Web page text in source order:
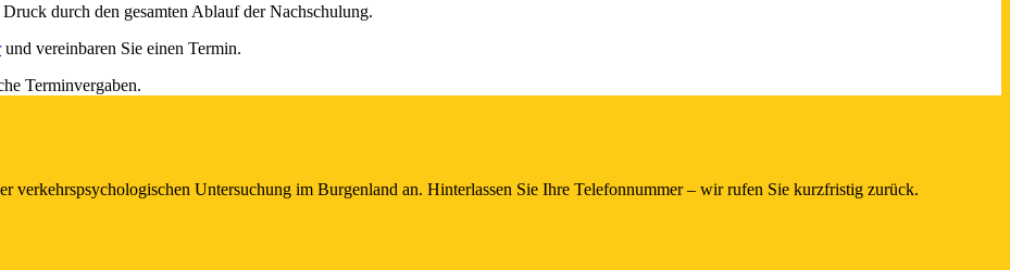
durch den gesamten Ablauf der Nachschulung.
und vereinbaren Sie einen Termin.
Terminvergaben.
verkehrspsychologischen Untersuchung im Burgenland an. Hinterlassen Sie Ihre Telefonnummer – wir rufen Sie kurzfristig zurück.